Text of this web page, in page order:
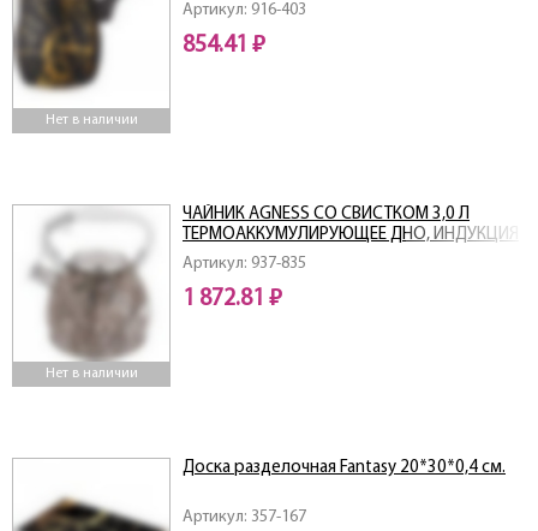
Нет в наличии
Артикул: 916-403
854.41 ₽
Нет в наличии
Артикул: 937-835
ЧАЙНИК AGNESS СО СВИСТКОМ 3,0 Л
ТЕРМОАККУМУЛИРУЮЩЕЕ ДНО, ИНДУКЦИЯ
1 872.81 ₽
Артикул: 357-167
Доска разделочная Fantasy 20*30*0,4 см.